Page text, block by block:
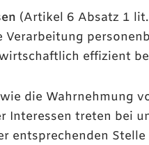
(Artikel 6 Absatz 1
effizient
die Wahrnehmung
Interessen treten bei
entsprechenden Stelle